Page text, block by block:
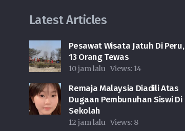
Latest Articles
Pesawat Wisata Jatuh Di Peru,
13 Orang Tewas
10 jam lalu Views: 14
Remaja Malaysia Diadili Atas
Dugaan Pembunuhan Siswi Di
Sekolah
12 jam lalu Views: 8